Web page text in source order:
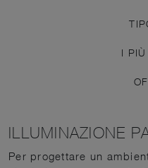
I
ILLUMINAZIONE
Per progettare un